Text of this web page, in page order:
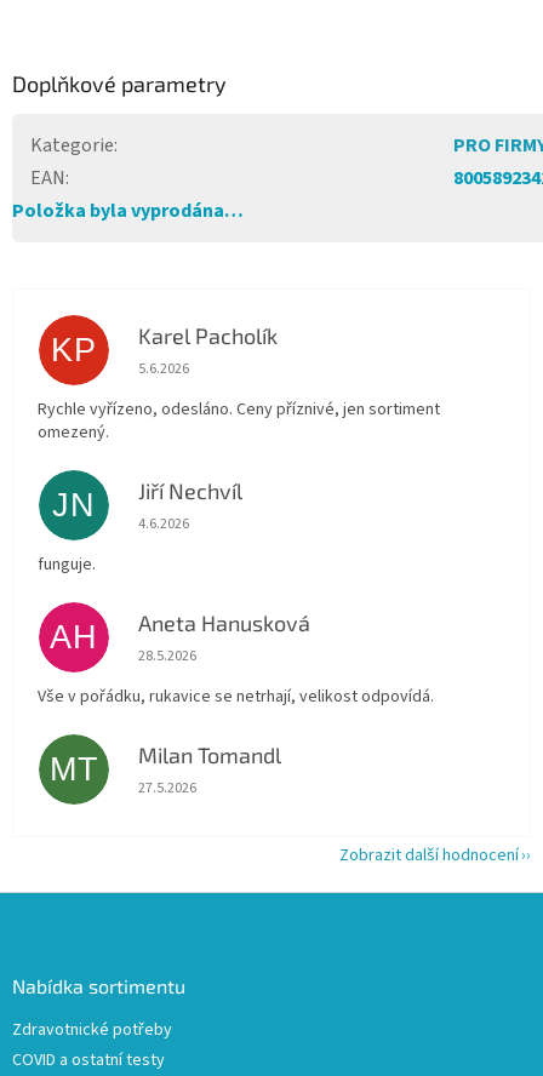
Doplňkové parametry
Kategorie:
PRO
EAN:
Položka byla vyprodána…
KP Karel Pacholík
Hodnocení obchodu je 4 z 5 hvězdiček.
5.6.2026
Rychle vyřízeno, odesláno. Ceny příznivé, jen sortiment
omezený.
JN Jiří Nechvíl
Hodnocení obchodu je 5 z 5 hvězdiček.
4.6.2026
funguje.
AH Aneta Hanusková
Hodnocení obchodu je 5 z 5 hvězdiček.
28.5.2026
Vše v pořádku, rukavice se netrhají, velikost odpovídá.
MT Milan Tomandl
Hodnocení obchodu je 5 z 5 hvězdiček.
27.5.2026
Zobrazit další hodnocení
Nabídka sortimentu
Zdravotnické potřeby
COVID a ostatní testy